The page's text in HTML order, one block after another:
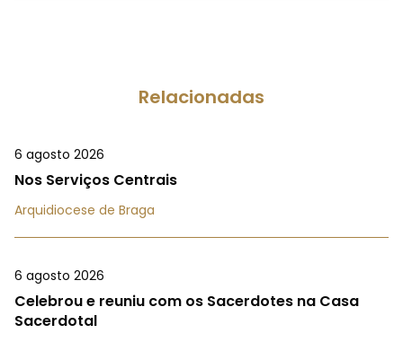
Relacionadas
6 agosto 2026
Nos Serviços Centrais
Arquidiocese de Braga
6 agosto 2026
Celebrou e reuniu com os Sacerdotes na Casa
Sacerdotal